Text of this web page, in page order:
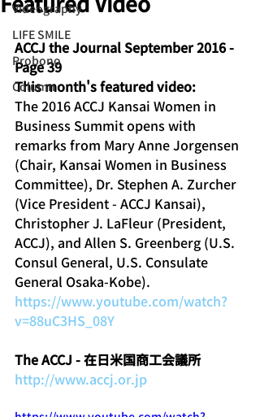
Videography
LIFE SMILE
Probono
Column
ACCJ the Journal September 2016 -
Page 39
This month's featured video:
The 2016 ACCJ Kansai Women in
Business Summit opens with
remarks from Mary Anne Jorgensen
(Chair, Kansai Women in Business
Committee), Dr. Stephen A. Zurcher
(Vice President - ACCJ Kansai),
Christopher J. LaFleur (President,
ACCJ), and Allen S. Greenberg (U.S.
Consul General, U.S. Consulate
General Osaka-Kobe).
https://www.youtube.com/watch?
v=88uC3HS_08Y
The ACCJ - 在日米国商工会議所
http://www.accj.or.jp